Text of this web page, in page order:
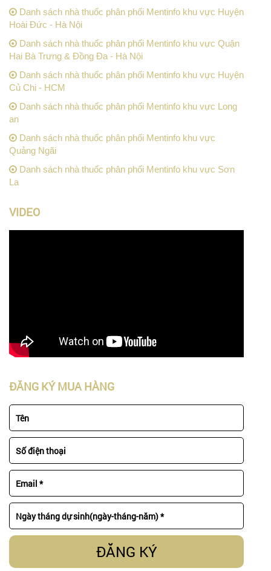
Danh sách nhà thuốc phân phối Mentinfo khu vực Huyện
Hoài Đức - Hà Nội
Danh sách nhà thuốc phân phối Mentinfo khu vực Quận
Hai Bà Trưng & Đồng Đa - Hà Nội
Danh sách nhà thuốc phân phối Mentinfo khu vực Huyện
Củ Chi - HCM
Danh sách nhà thuốc phân phối Mentinfo khu vực Long
an
Danh sách nhà thuốc phân phối Mentinfo khu vực
Quảng Ngãi
Danh sách nhà thuốc phân phối Mentinfo khu vực Sơn
La
VIDEO
ĐĂNG KÝ MUA HÀNG
ĐĂNG KÝ